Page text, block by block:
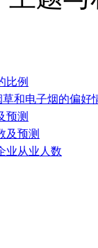
比例
和电子烟的偏好
预测
及预测
业从业人数